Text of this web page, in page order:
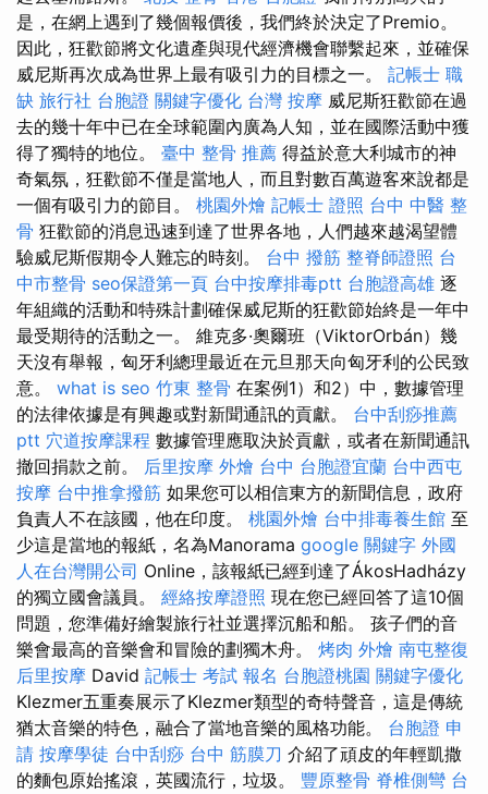
是，在網上遇到了幾個報價後，我們終於決定了Premio。
因此，狂歡節將文化遺產與現代經濟機會聯繫起來，並確保
威尼斯再次成為世界上最有吸引力的目標之一。 記帳士 職
缺 旅行社 台胞證 關鍵字優化 台灣 按摩 威尼斯狂歡節在過
去的幾十年中已在全球範圍內廣為人知，並在國際活動中獲
得了獨特的地位。 臺中 整骨 推薦 得益於意大利城市的神
奇氣氛，狂歡節不僅是當地人，而且對數百萬遊客來說都是
一個有吸引力的節目。 桃園外燴 記帳士 證照 台中 中醫 整
骨 狂歡節的消息迅速到達了世界各地，人們越來越渴望體
驗威尼斯假期令人難忘的時刻。 台中 撥筋 整脊師證照 台
中市整骨 seo保證第一頁 台中按摩排毒ptt 台胞證高雄 逐
年組織的活動和特殊計劃確保威尼斯的狂歡節始終是一年中
最受期待的活動之一。 維克多·奧爾班（ViktorOrbán）幾
天沒有舉報，匈牙利總理最近在元旦那天向匈牙利的公民致
意。 what is seo 竹東 整骨 在案例1）和2）中，數據管理
的法律依據是有興趣或對新聞通訊的貢獻。 台中刮痧推薦
ptt 穴道按摩課程 數據管理應取決於貢獻，或者在新聞通訊
撤回捐款之前。 后里按摩 外燴 台中 台胞證宜蘭 台中西屯
按摩 台中推拿撥筋 如果您可以相信東方的新聞信息，政府
負責人不在該國，他在印度。 桃園外燴 台中排毒養生館 至
少這是當地的報紙，名為Manorama google 關鍵字 外國
人在台灣開公司 Online，該報紙已經到達了ÁkosHadházy
的獨立國會議員。 經絡按摩證照 現在您已經回答了這10個
問題，您準備好繪製旅行社並選擇沉船和船。 孩子們的音
樂會最高的音樂會和冒險的劃獨木舟。 烤肉 外燴 南屯整復
后里按摩 David 記帳士 考試 報名 台胞證桃園 關鍵字優化
Klezmer五重奏展示了Klezmer類型的奇特聲音，這是傳統
猶太音樂的特色，融合了當地音樂的風格功能。 台胞證 申
請 按摩學徒 台中刮痧 台中 筋膜刀 介紹了頑皮的年輕凱撒
的麵包原始搖滾，英國流行，垃圾。 豐原整骨 脊椎側彎 台